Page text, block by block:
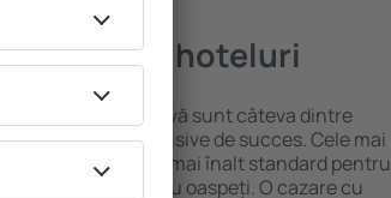
mai bune hoteluri
și o locație atractivă sunt câteva dintre
hotel All-Inclusive de succes. Cele mai
garantează cel mai înalt standard pentru
de facilități pentru oaspeți. O cazare cu